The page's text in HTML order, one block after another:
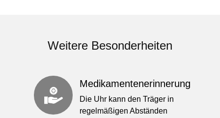
Weitere Besonderheiten
Medikamentenerinnerung
Die Uhr kann den Träger in
regelmäßigen Abständen